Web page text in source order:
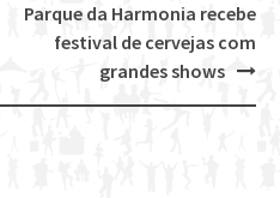
Parque da Harmonia recebe
festival de cervejas com
grandes shows